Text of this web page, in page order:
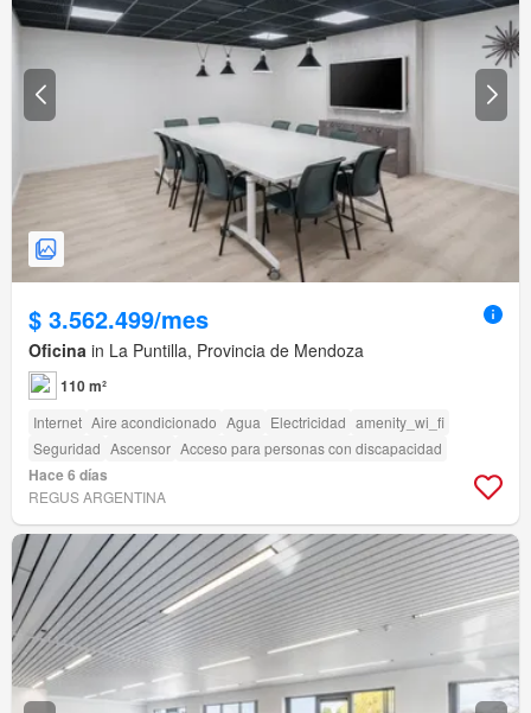
$ 3.562.499/mes
Oficina in La Puntilla, Provincia de Mendoza
110 m²
Internet Aire acondicionado Agua Electricidad amenity_wi_fi
Seguridad Ascensor Acceso para personas con discapacidad
Hace 6 días
REGUS ARGENTINA